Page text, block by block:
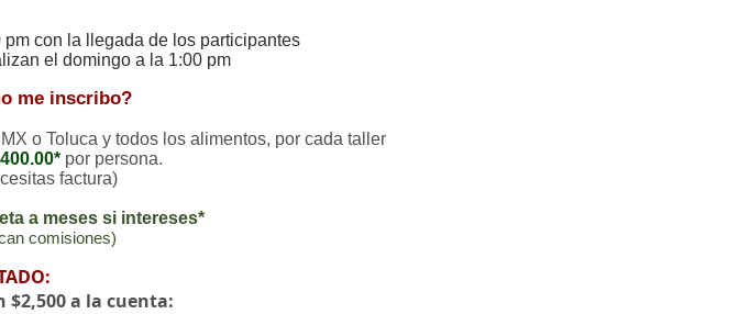
con la llegada de los participantes
el domingo a la 1:00 pm
me inscribo?
o Toluca y todos los alimentos, por cada taller
por persona.
factura)
a meses si intereses*
comisiones)
$2,500 a la cuenta: